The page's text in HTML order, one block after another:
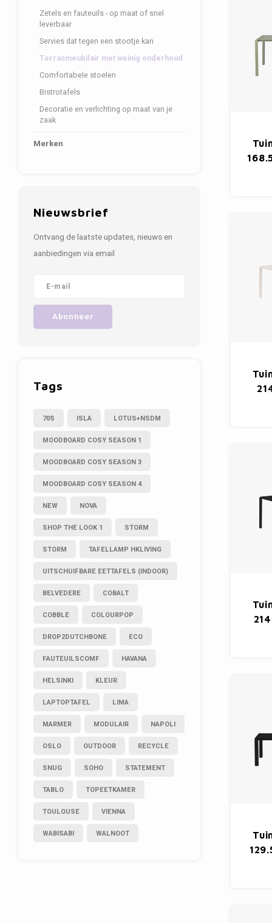
Zetels en fauteuils - op maat of snel
leverbaar
Servies dat tegen een stootje kan
Terrasmeubilair met weinig onderhoud
Comfortabele stoelen
Bistrotafels
Decoratie en verlichting op maat van je
zaak
Merken
Nieuwsbrief
Ontvang de laatste updates, nieuws en
aanbiedingen via email
Abonneer
Tags
70S ISLA LOTUS+NSDM
MOODBOARD COSY SEASON 1
MOODBOARD COSY SEASON 3
MOODBOARD COSY SEASON 4
NEW NOVA
SHOP THE LOOK 1 STORM
STORM TAFELLAMP HKLIVING
UITSCHUIFBARE EETTAFELS (INDOOR)
BELVEDERE COBALT
COBBLE COLOURPOP
DROP2DUTCHBONE ECO
FAUTEUILSCOMF HAVANA
HELSINKI KLEUR
LAPTOPTAFEL LIMA
MARMER MODULAIR NAPOLI
OSLO OUTDOOR RECYCLE
SNUG SOHO STATEMENT
TABLO TOPEETKAMER
TOULOUSE VIENNA
WABISABI WALNOOT